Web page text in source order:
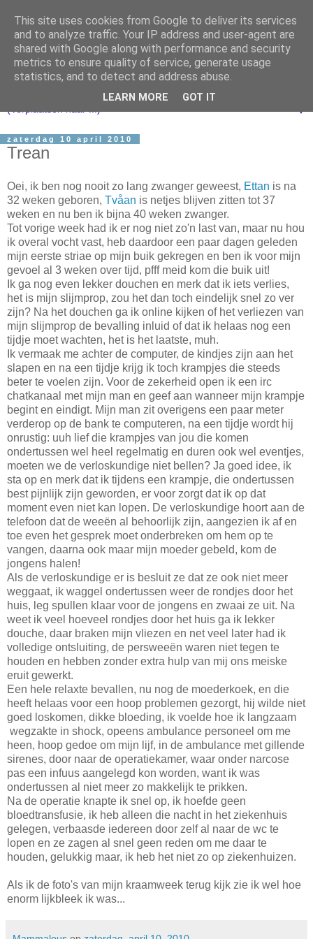
▼
zaterdag 10 april 2010
Trean
Oei, ik ben nog nooit zo lang zwanger geweest, Ettan is na
32 weken geboren, Tvåan is netjes blijven zitten tot 37
weken en nu ben ik bijna 40 weken zwanger.
Tot vorige week had ik er nog niet zo'n last van, maar nu hou
ik overal vocht vast, heb daardoor een paar dagen geleden
mijn eerste striae op mijn buik gekregen en ben ik voor mijn
gevoel al 3 weken over tijd, pfff meid kom die buik uit!
Ik ga nog even lekker douchen en merk dat ik iets verlies,
het is mijn slijmprop, zou het dan toch eindelijk snel zo ver
zijn? Na het douchen ga ik online kijken of het verliezen van
mijn slijmprop de bevalling inluid of dat ik helaas nog een
tijdje moet wachten, het is het laatste, muh.
Ik vermaak me achter de computer, de kindjes zijn aan het
slapen en na een tijdje krijg ik toch krampjes die steeds
beter te voelen zijn. Voor de zekerheid open ik een irc
chatkanaal met mijn man en geef aan wanneer mijn krampje
begint en eindigt. Mijn man zit overigens een paar meter
verderop op de bank te computeren, na een tijdje wordt hij
onrustig: uuh lief die krampjes van jou die komen
ondertussen wel heel regelmatig en duren ook wel eventjes,
moeten we de verloskundige niet bellen? Ja goed idee, ik
sta op en merk dat ik tijdens een krampje, die ondertussen
best pijnlijk zijn geworden, er voor zorgt dat ik op dat
moment even niet kan lopen. De verloskundige hoort aan de
telefoon dat de weeën al behoorlijk zijn, aangezien ik af en
toe even het gesprek moet onderbreken om hem op te
vangen, daarna ook maar mijn moeder gebeld, kom de
jongens halen!
Als de verloskundige er is besluit ze dat ze ook niet meer
weggaat, ik waggel ondertussen weer de rondjes door het
huis, leg spullen klaar voor de jongens en zwaai ze uit. Na
weet ik veel hoeveel rondjes door het huis ga ik lekker
douche, daar braken mijn vliezen en net veel later had ik
volledige ontsluiting, de persweeën waren niet tegen te
houden en hebben zonder extra hulp van mij ons meiske
eruit gewerkt.
Een hele relaxte bevallen, nu nog de moederkoek, en die
heeft helaas voor een hoop problemen gezorgt, hij wilde niet
goed loskomen, dikke bloeding, ik voelde hoe ik langzaam
wegzakte in shock, opeens ambulance personeel om me
heen, hoop gedoe om mijn lijf, in de ambulance met gillende
sirenes, door naar de operatiekamer, waar onder narcose
pas een infuus aangelegd kon worden, want ik was
ondertussen al niet meer zo makkelijk te prikken.
Na de operatie knapte ik snel op, ik hoefde geen
bloedtransfusie, ik heb alleen die nacht in het ziekenhuis
gelegen, verbaasde iedereen door zelf al naar de wc te
lopen en ze zagen al snel geen reden om me daar te
houden, gelukkig maar, ik heb het niet zo op ziekenhuizen.
Als ik de foto's van mijn kraamweek terug kijk zie ik wel hoe
enorm lijkbleek ik was...
This site uses cookies from Google to deliver its services
and to analyze traffic. Your IP address and user-agent are
shared with Google along with performance and security
metrics to ensure quality of service, generate usage
statistics, and to detect and address abuse.
LEARN MORE GOT IT